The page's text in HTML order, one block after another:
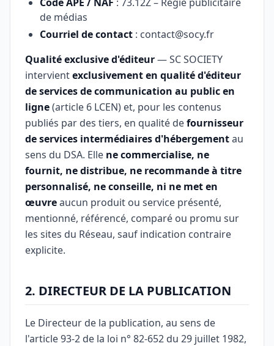
de médias
Courriel de contact : contact@socy.fr
Qualité exclusive d'éditeur— SC SOCIETY
intervientexclusivement en qualité d'éditeur
de services de communication au public en
ligne(article 6 LCEN) et, pour les contenus
publiés par des tiers, en qualité defournisseur
de services intermédiaires d'hébergementau
sens du DSA. Elle ne commercialise, ne
fournit, ne distribue, ne recommande à titre
personnalisé, ne conseille, ni ne met en
œuvreaucun produit ou service présenté,
mentionné, référencé, comparé ou promu sur
les sites du Réseau, sauf indication contraire
explicite.
2. DIRECTEUR DE LA PUBLICATION
Le Directeur de la publication, au sens de
l'article 93-2 de la loi n° 82-652 du 29 juillet 1982,